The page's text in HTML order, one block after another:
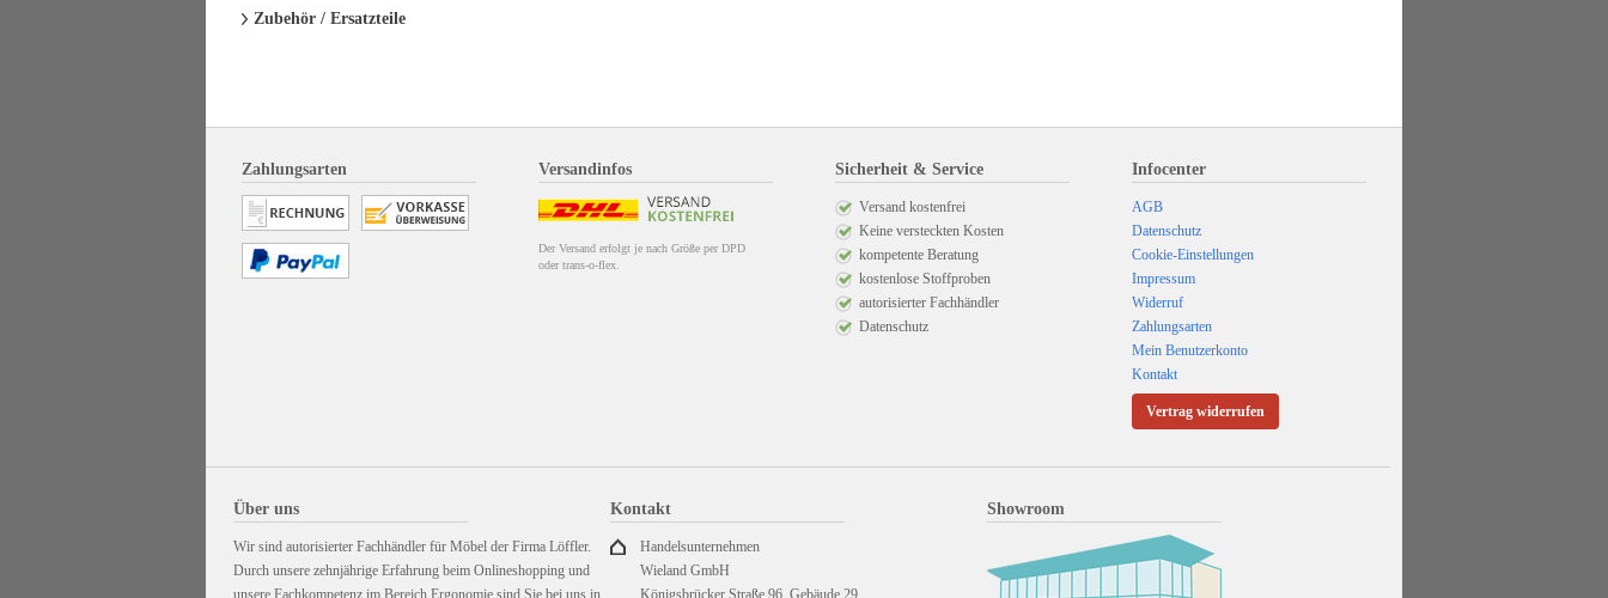
Zubehör / Ersatzteile
Zahlungsarten Versandinfos
Der Versand erfolgt je nach Größe per DPD
oder trans-o-flex.
Sicherheit & Service
Versand kostenfrei
Keine versteckten Kosten
kompetente Beratung
kostenlose Stoffproben
autorisierter Fachhändler
Datenschutz
Infocenter
AGB
Datenschutz
Cookie-Einstellungen
Impressum
Widerruf
Zahlungsarten
Mein Benutzerkonto
Kontakt
Vertrag widerrufen
Über uns
Wir sind autorisierter Fachhändler für Möbel der Firma Löffler.
Durch unsere zehnjährige Erfahrung beim Onlineshopping und
unsere Fachkompetenz im Bereich Ergonomie sind Sie bei uns in
Kontakt
Handelsunternehmen
Wieland GmbH
Königsbrücker Straße 96, Gebäude 29
Showroom